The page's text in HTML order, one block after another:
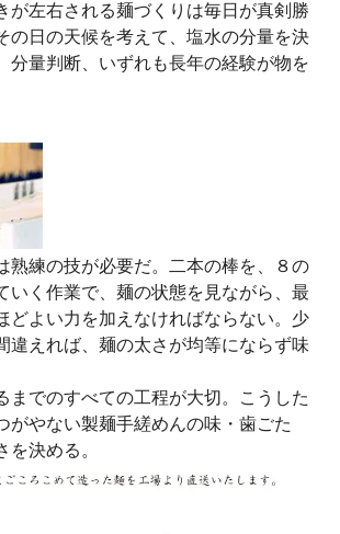
が左右される麺づくりは毎日が真剣勝
の日の天候を考えて、塩水の分量を決
分量判断、いずれも長年の経験が物を
熟練の技が必要だ。二本の棒を、８の
いく作業で、麺の状態を見ながら、最
どよい力を加えなければならない。少
違えれば、麺の太さが均等にならず味
までのすべての工程が大切。こうした
がやない製麺手縒めんの味・歯ごた
を決める。